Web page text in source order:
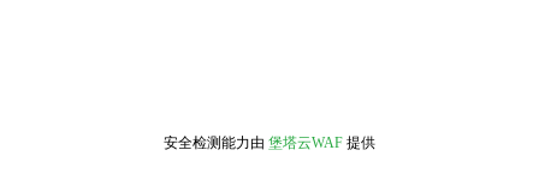
安全检测能力由 堡塔云WAF 提供